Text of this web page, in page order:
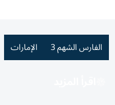
الفارس الشهم 3 الإمارات